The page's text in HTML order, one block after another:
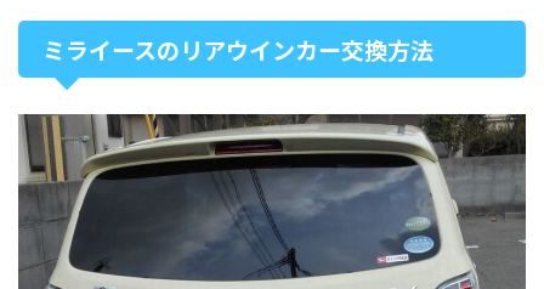
ミライースのリアウインカー交換方法